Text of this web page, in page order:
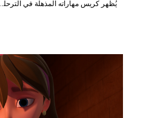
يُظهر كريس مهاراته المذهلة في الترحلق لجوي وغيزمو.